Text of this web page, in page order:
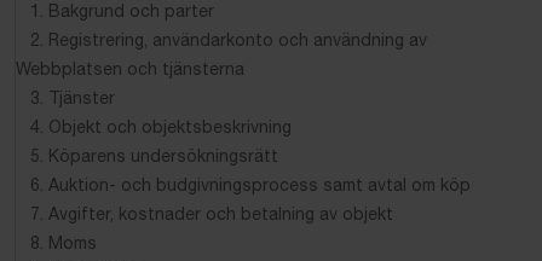
1. Bakgrund och parter
2. Registrering, användarkonto och användning av
Webbplatsen och tjänsterna
3. Tjänster
4. Objekt och objektsbeskrivning
5. Köparens undersökningsrätt
6. Auktion- och budgivningsprocess samt avtal om köp
7. Avgifter, kostnader och betalning av objekt
8. Moms